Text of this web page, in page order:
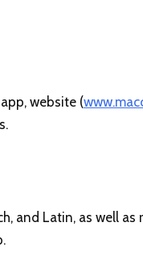
website (
and Latin, as well